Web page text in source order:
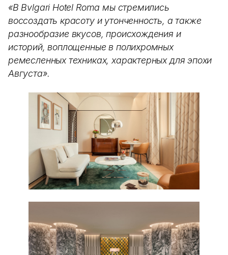
«В Bvlgari Hotel Roma мы стремились
воссоздать красоту и утонченность, а также
разнообразие вкусов, происхождения и
историй, воплощенные в полихромных
ремесленных техниках, характерных для эпохи
Августа».